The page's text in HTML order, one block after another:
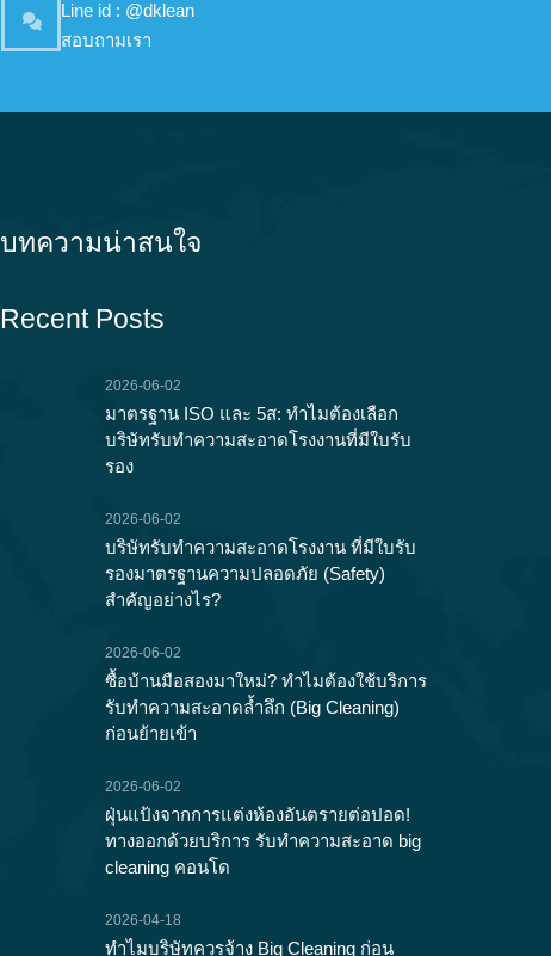
Line id : @dklean
สอบถามเรา
บทความน่าสนใจ
Recent Posts
2026-06-02
มาตรฐาน ISO และ 5ส: ทำไมต้องเลือก
บริษัทรับทำความสะอาดโรงงานที่มีใบรับ
รอง
2026-06-02
บริษัทรับทำความสะอาดโรงงาน ที่มีใบรับ
รองมาตรฐานความปลอดภัย (Safety)
สำคัญอย่างไร?
2026-06-02
ซื้อบ้านมือสองมาใหม่? ทำไมต้องใช้บริการ
รับทำความสะอาดล้ำลึก (Big Cleaning)
ก่อนย้ายเข้า
2026-06-02
ฝุ่นแป้งจากการแต่งห้องอันตรายต่อปอด!
ทางออกด้วยบริการ รับทำความสะอาด big
cleaning คอนโด
2026-04-18
ทำไมบริษัทควรจ้าง Big Cleaning ก่อน